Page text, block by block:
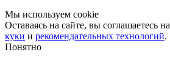
Мы используем cookie
Оставаясь на сайте, вы соглашаетесь на
куки и рекомендательных технологий.
Понятно